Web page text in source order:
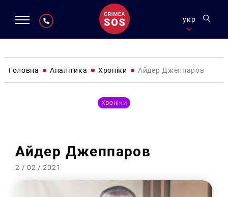
укр
Головна Аналітика Хроніки Айдер Джеппаров
Хроніки
Айдер Джеппаров
2 / 02 / 2021